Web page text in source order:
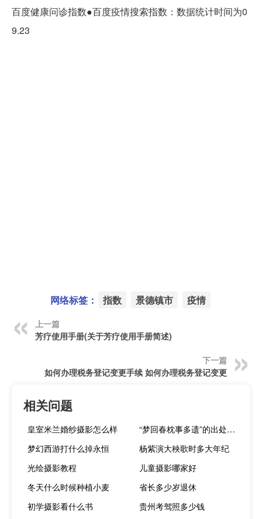
百度健康问诊指数●百度疫情搜索指数：数据统计时间为0
9.23
网络标签： 指数 景德镇市 疫情
上一篇
芳疗使用手册(关于芳疗使用手册简述)
下一篇
如何办理税务登记变更手续 如何办理税务登记变更
相关问题
皇室米兰婚纱摄影怎么样
“梦回春枕事多遗”的出处是哪里
梦幻西游打什么掉永恒
杨紫演大秧歌时多大年纪
光绘摄影教程
儿童摄影哪家好
冬天什么时候种植小麦
省长多少岁退休
初学摄影看什么书
贵州考驾照多少钱